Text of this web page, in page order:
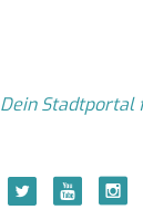
Dein Stadtportal